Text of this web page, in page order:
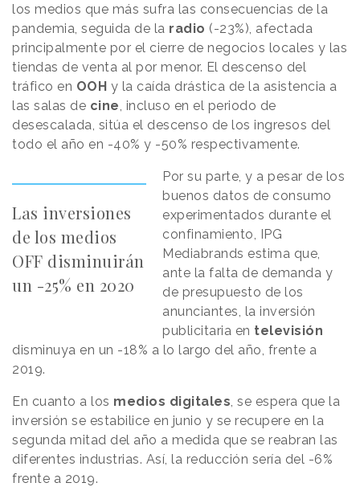
los medios que más sufra las consecuencias de la
pandemia, seguida de la radio (-23%), afectada
principalmente por el cierre de negocios locales y las
tiendas de venta al por menor. El descenso del
tráfico en OOH y la caída drástica de la asistencia a
las salas de cine , incluso en el periodo de
desescalada, sitúa el descenso de los ingresos del
todo el año en -40% y -50% respectivamente.
Las inversiones
de los medios
OFF disminuirán
un -25% en 2020
Por su parte, y a pesar de los
buenos datos de consumo
experimentados durante el
confinamiento, IPG
Mediabrands estima que,
ante la falta de demanda y
de presupuesto de los
anunciantes, la inversión
publicitaria en televisión
disminuya en un -18% a lo largo del año, frente a
2019.
En cuanto a los medios digitales , se espera que la
inversión se estabilice en junio y se recupere en la
segunda mitad del año a medida que se reabran las
diferentes industrias. Así, la reducción sería del -6%
frente a 2019.